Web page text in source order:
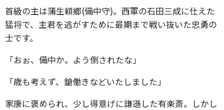
首級の主は蒲生頼郷(備中守)。西軍の石田三成に仕えた
猛将で、主君を逃がすために最期まで戦い抜いた忠勇の
士です。
「おぉ、備中か。よう倒されたな」
「歳も考えず、鎗働きなどいたしました」
家康に褒められ、少し得意げに謙遜した有楽斎。しかし